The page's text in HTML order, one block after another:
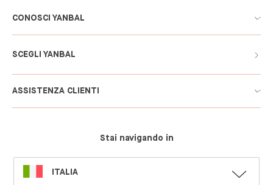
CONOSCI YANBAL
SCEGLI YANBAL
ASSISTENZA CLIENTI
Stai navigando in
SELECT
LANGUAGE
ITALIA